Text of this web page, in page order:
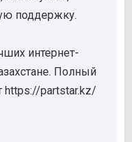
поддержку.
интернет-
Полный
https://partstar.kz/